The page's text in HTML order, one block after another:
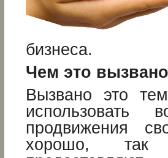
бизнеса.
Чем это
Вызвано это
использовать
продвижения
хорошо, так